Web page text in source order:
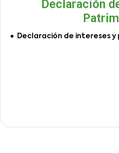
Declaración
Declaración de intereses y